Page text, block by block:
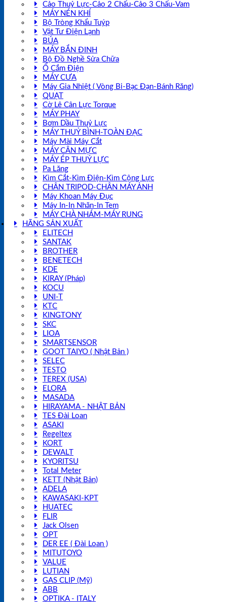
Cảo Thuỷ Lực-Cảo 2 Chấu-Cảo 3 Chấu-Vam
MÁY NÉN KHÍ
Bộ Tròng Khẩu Tuýp
Vật Tư Điện Lạnh
BÚA
MÁY BẮN ĐINH
Bộ Đồ Nghề Sửa Chữa
Ổ Cắm Điện
MÁY CƯA
Máy Gia Nhiệt ( Vòng Bi-Bạc Đạn-Bánh Răng)
QUẠT
Cờ Lê Cân Lực Torque
MÁY PHAY
Bơm Dầu Thuỷ Lực
MÁY THUỶ BÌNH-TOÀN ĐẠC
Máy Mài Máy Cắt
MÁY CÂN MỰC
MÁY ÉP THUỶ LỰC
Pa Lăng
Kìm Cắt-Kìm Điện-Kìm Cộng Lực
CHÂN TRIPOD-CHÂN MÁY ẢNH
Máy Khoan Máy Đục
Máy In-In Nhãn-In Tem
MÁY CHÀ NHÁM-MÁY RUNG
HÃNG SẢN XUẤT
ELITECH
SANTAK
BROTHER
BENETECH
KDE
KIRAY (Pháp)
KOCU
UNI-T
KTC
KINGTONY
SKC
LIOA
SMARTSENSOR
GOOT TAIYO ( Nhật Bản )
SELEC
TESTO
TEREX (USA)
ELORA
MASADA
HIRAYAMA - NHẬT BẢN
TES Đài Loan
ASAKI
Regeltex
KORT
DEWALT
KYORITSU
Total Meter
KETT (Nhật Bản)
ADELA
KAWASAKI-KPT
HUATEC
FLIR
Jack Olsen
OPT
DER EE ( Đài Loan )
MITUTOYO
VALUE
LUTIAN
GAS CLIP (Mỹ)
ABB
OPTIKA - ITALY